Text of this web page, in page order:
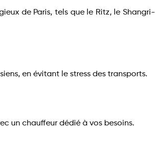
de Paris, tels que le Ritz, le Shangri-
en évitant le stress des transports.
un chauffeur dédié à vos besoins.